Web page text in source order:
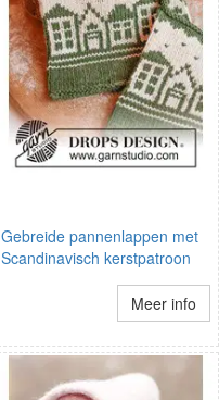
Gebreide pannenlappen met
Scandinavisch kerstpatroon
Meer info